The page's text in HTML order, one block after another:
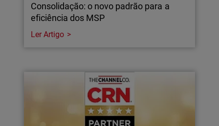
Consolidação: o novo padrão para a
eficiência dos MSP
Ler Artigo